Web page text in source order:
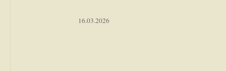
16.03.2026